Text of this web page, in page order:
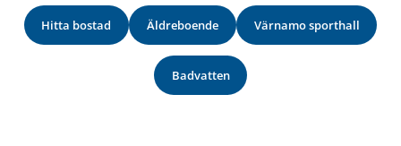
Hitta bostad Äldreboende Värnamo sporthall
Badvatten